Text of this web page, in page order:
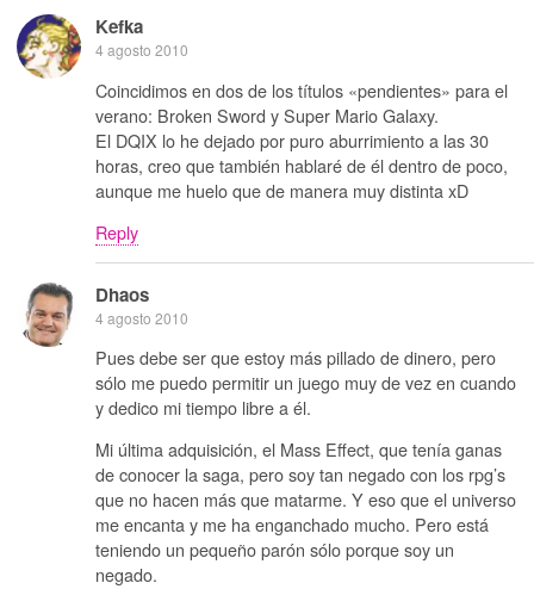
Kefka
4 agosto 2010
Coincidimos en dos de los títulos «pendientes» para el
verano: Broken Sword y Super Mario Galaxy.
El DQIX lo he dejado por puro aburrimiento a las 30
horas, creo que también hablaré de él dentro de poco,
aunque me huelo que de manera muy distinta xD
Reply
Dhaos
4 agosto 2010
Pues debe ser que estoy más pillado de dinero, pero
sólo me puedo permitir un juego muy de vez en cuando
y dedico mi tiempo libre a él.
Mi última adquisición, el Mass Effect, que tenía ganas
de conocer la saga, pero soy tan negado con los rpg’s
que no hacen más que matarme. Y eso que el universo
me encanta y me ha enganchado mucho. Pero está
teniendo un pequeño parón sólo porque soy un
negado.